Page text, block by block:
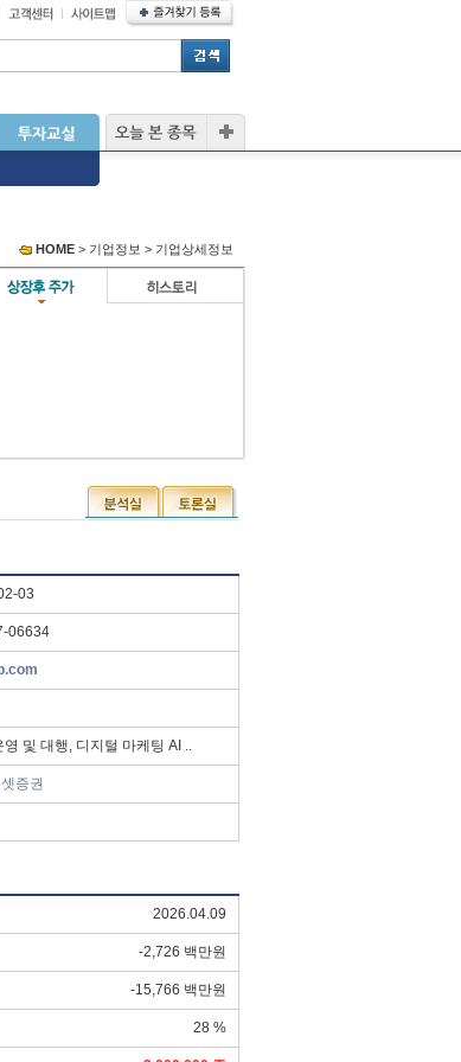
HOME > 기업정보 > 기업상세정보
03
06634
영 및 대행, 디지털 마케팅 AI ..
증권
2026.04.09
-2,726 백만원
-15,766 백만원
28 %